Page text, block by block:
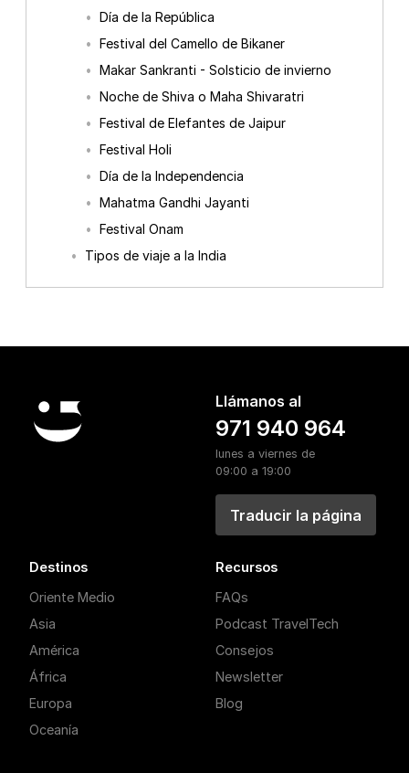
Día de la República
Festival del Camello de Bikaner
Makar Sankranti - Solsticio de invierno
Noche de Shiva o Maha Shivaratri
Festival de Elefantes de Jaipur
Festival Holi
Día de la Independencia
Mahatma Gandhi Jayanti
Festival Onam
Tipos de viaje a la India
Llámanos al
971 940 964
lunes a viernes de
09:00 a 19:00
Traducir la página
Destinos
Oriente Medio
Asia
América
África
Europa
Oceanía
Recursos
FAQs
Podcast TravelTech
Consejos
Newsletter
Blog